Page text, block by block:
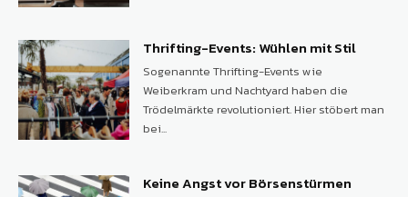
Thrifting-Events: Wühlen mit Stil
Sogenannte Thrifting-Events wie
Weiberkram und Nachtyard haben die
Trödelmärkte revolutioniert. Hier stöbert man
bei...
Keine Angst vor Börsenstürmen